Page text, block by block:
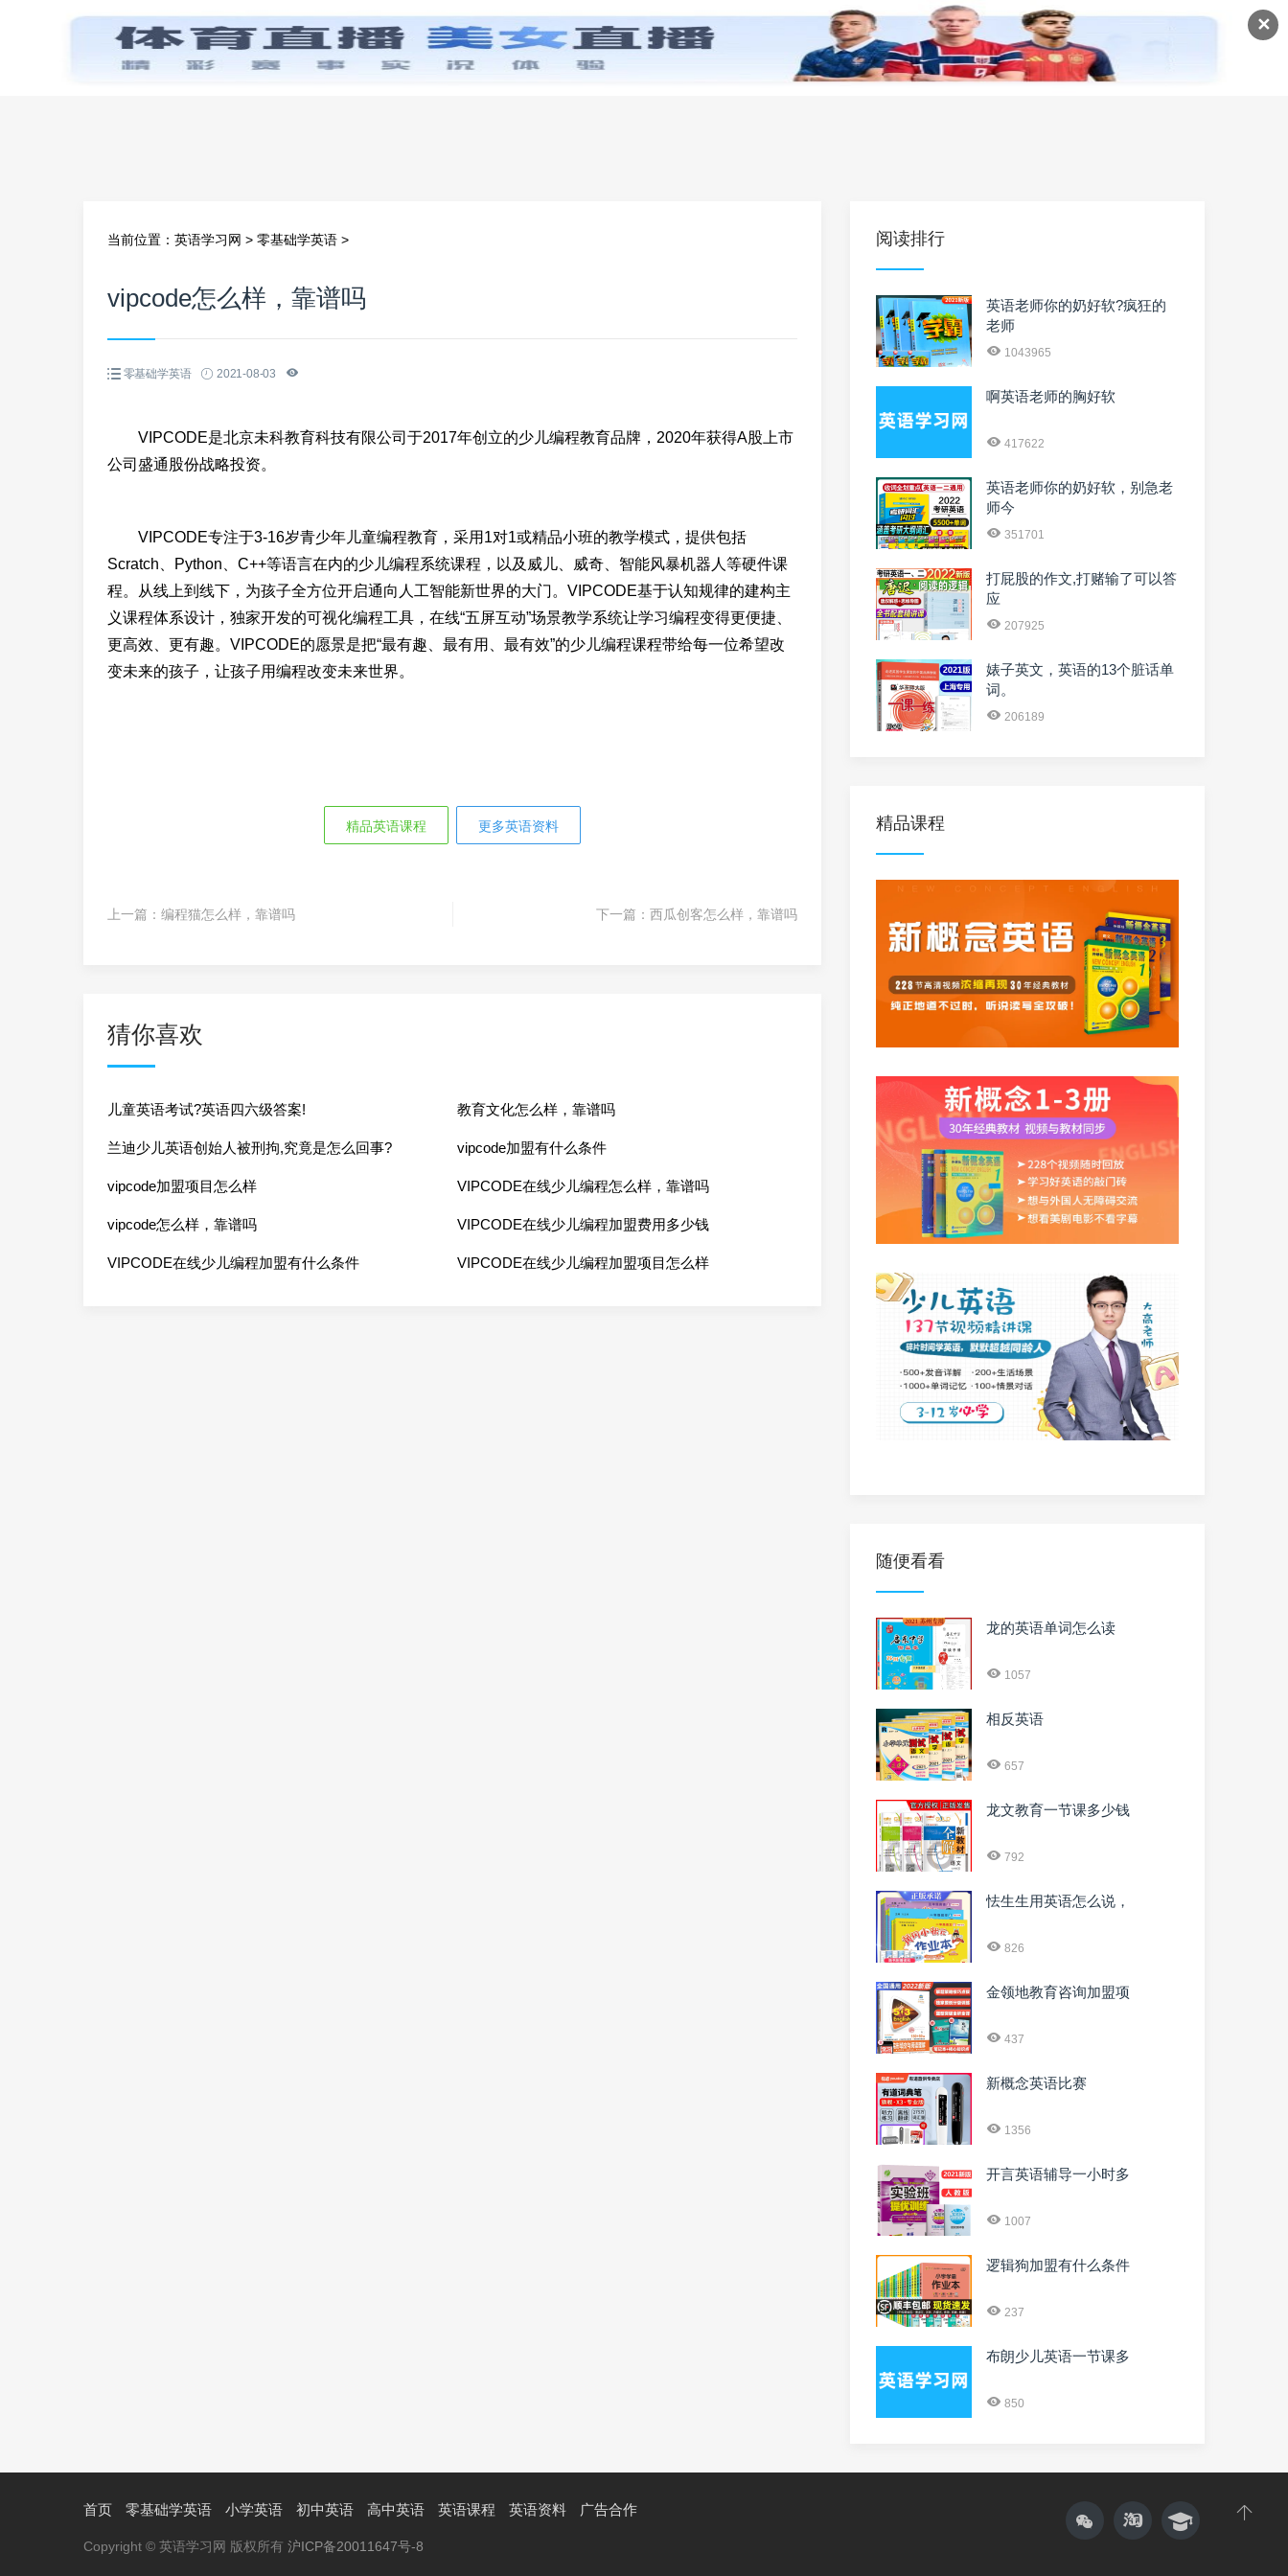
✕
首页 零基础学英语 小学英语 初中英语 高中英语 英语课程 英语资料
当前位置： 英语学习网 > 零基础学英语 >
vipcode怎么样，靠谱吗
零基础学英语 2021-08-03
VIPCODE是北京未科教育科技有限公司于2017年创立的少儿编程教育品牌，2020年获得A股上市
公司盛通股份战略投资。
VIPCODE专注于3-16岁青少年儿童编程教育，采用1对1或精品小班的教学模式，提供包括
Scratch、Python、C++等语言在内的少儿编程系统课程，以及威儿、威奇、智能风暴机器人等硬件课
程。从线上到线下，为孩子全方位开启通向人工智能新世界的大门。VIPCODE基于认知规律的建构主
义课程体系设计，独家开发的可视化编程工具，在线“五屏互动”场景教学系统让学习编程变得更便捷、
更高效、更有趣。VIPCODE的愿景是把“最有趣、最有用、最有效”的少儿编程课程带给每一位希望改
变未来的孩子，让孩子用编程改变未来世界。
精品英语课程 更多英语资料
上一篇： 编程猫怎么样，靠谱吗 下一篇： 西瓜创客怎么样，靠谱吗
猜你喜欢
儿童英语考试?英语四六级答案! 教育文化怎么样，靠谱吗
兰迪少儿英语创始人被刑拘,究竟是怎么回事? vipcode加盟有什么条件
vipcode加盟项目怎么样 VIPCODE在线少儿编程怎么样，靠谱吗
vipcode怎么样，靠谱吗 VIPCODE在线少儿编程加盟费用多少钱
VIPCODE在线少儿编程加盟有什么条件 VIPCODE在线少儿编程加盟项目怎么样
阅读排行
英语老师你的奶好软?疯狂的
老师
1043965
啊英语老师的胸好软
417622
英语老师你的奶好软，别急老
师今
351701
打屁股的作文,打赌输了可以答
应
207925
婊子英文，英语的13个脏话单
词。
206189
精品课程
随便看看
龙的英语单词怎么读
1057
相反英语
657
龙文教育一节课多少钱
792
怯生生用英语怎么说，
826
金领地教育咨询加盟项
437
新概念英语比赛
1356
开言英语辅导一小时多
1007
逻辑狗加盟有什么条件
237
布朗少儿英语一节课多
850
首页 零基础学英语 小学英语 初中英语 高中英语 英语课程 英语资料 广告合作
Copyright © 英语学习网 版权所有 沪ICP备20011647号-8